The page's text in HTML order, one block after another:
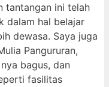
tantangan ini telah
dalam hal belajar
dewasa. Saya juga
Pangururan,
bagus, dan
fasilitas